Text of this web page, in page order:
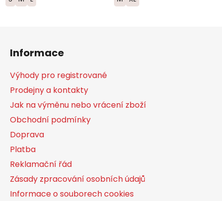
Informace
Výhody pro registrované
Prodejny a kontakty
Jak na výměnu nebo vrácení zboží
Obchodní podmínky
Doprava
Platba
Reklamační řád
Zásady zpracování osobních údajů
Informace o souborech cookies